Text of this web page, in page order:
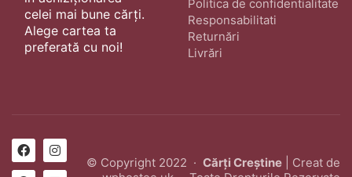
celei mai bune cărți.
Alege cartea ta
preferată cu noi!
Politica de confidentialitate
Responsabilitati
Returnări
Livrări
© Copyright 2022 · Cărți Creștine | Creat de